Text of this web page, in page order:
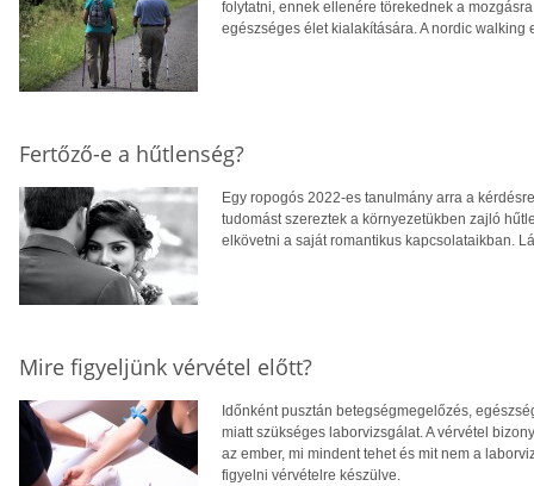
folytatni, ennek ellenére törekednek a
egészséges élet kialakítására. A nordic
Fertőző-e a hűtlenség?
Egy ropogós 2022-es tanulmány arra a
tudomást szereztek a környezetükben zajló
elkövetni a saját romantikus kapcsolataikban.
Mire figyeljünk vérvétel előtt?
Időnként pusztán betegségmegelőzés,
miatt szükséges laborvizsgálat. A vérvétel
az ember, mi mindent tehet és mit nem a
figyelni vérvételre készülve.